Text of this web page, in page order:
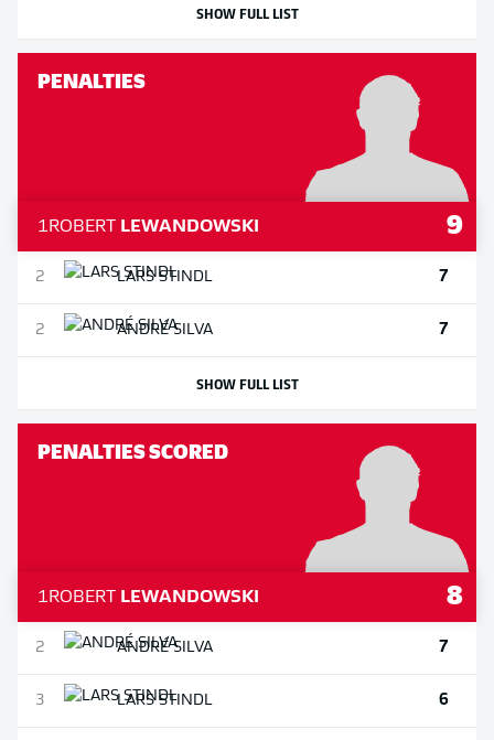
SHOW FULL LIST
PENALTIES
1ROBERT LEWANDOWSKI 9
2 LARSSTINDL 7
2 ANDRÉSILVA 7
SHOW FULL LIST
PENALTIES SCORED
1ROBERT LEWANDOWSKI 8
2 ANDRÉSILVA 7
3 LARSSTINDL 6